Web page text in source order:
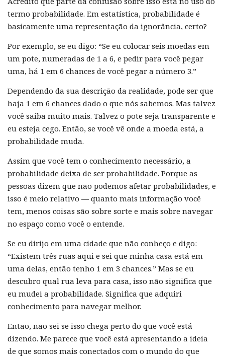
termo probabilidade. Em estatística, probabilidade é
basicamente uma representação da ignorância, certo?
Por exemplo, se eu digo: “Se eu colocar seis moedas em
um pote, numeradas de 1 a 6, e pedir para você pegar
uma, há 1 em 6 chances de você pegar a número 3.”
Dependendo da sua descrição da realidade, pode ser que
haja 1 em 6 chances dado o que nós sabemos. Mas talvez
você saiba muito mais. Talvez o pote seja transparente e
eu esteja cego. Então, se você vê onde a moeda está, a
probabilidade muda.
Assim que você tem o conhecimento necessário, a
probabilidade deixa de ser probabilidade. Porque as
pessoas dizem que não podemos afetar probabilidades, e
isso é meio relativo — quanto mais informação você
tem, menos coisas são sobre sorte e mais sobre navegar
no espaço como você o entende.
Se eu dirijo em uma cidade que não conheço e digo:
“Existem três ruas aqui e sei que minha casa está em
uma delas, então tenho 1 em 3 chances.” Mas se eu
descubro qual rua leva para casa, isso não significa que
eu mudei a probabilidade. Significa que adquiri
conhecimento para navegar melhor.
Então, não sei se isso chega perto do que você está
dizendo. Me parece que você está apresentando a ideia
de que somos mais conectados com o mundo do que